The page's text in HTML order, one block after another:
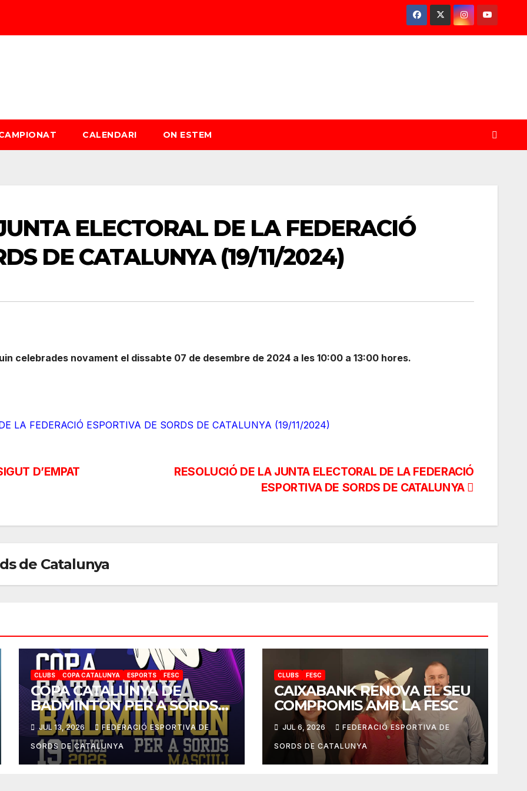
CALENDARI ON ESTEM
ELECTORAL DE LA FEDERACIÓ
DE CATALUNYA (19/11/2024)
celebrades novament el dissabte 07 de desembre de 2024 a les 10:00 a 13:00 hores.
LA FEDERACIÓ ESPORTIVA DE SORDS DE CATALUNYA (19/11/2024)
RESOLUCIÓ DE LA JUNTA ELECTORAL DE LA FEDERACIÓ
ESPORTIVA DE SORDS DE CATALUNYA
D’EMPAT
de Catalunya
CLUBS COPA CATALUNYA ESPORTS FESC
COPA CATALUNYA DE
BADMINTON PER A SORDS
2026
JUL 13, 2026 FEDERACIÓ ESPORTIVA DE
SORDS DE CATALUNYA
CLUBS FESC
CAIXABANK RENOVA EL SEU
COMPROMIS AMB LA FESC
JUL 6, 2026 FEDERACIÓ ESPORTIVA DE
SORDS DE CATALUNYA